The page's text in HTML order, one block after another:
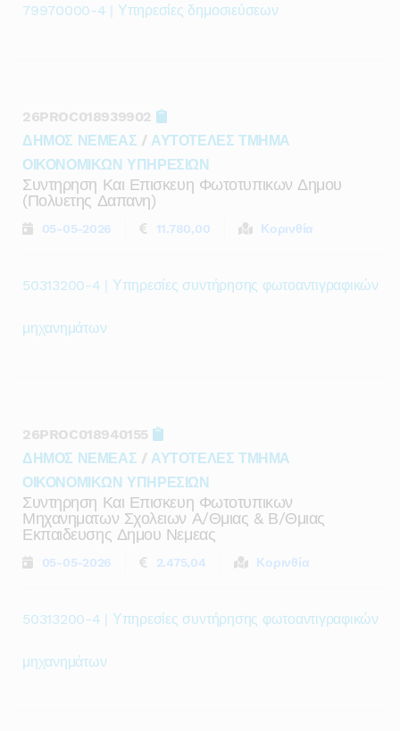
79970000-4 | Υπηρεσίες δημοσιεύσεων
26PROC018939902
ΔΗΜΟΣ ΝΕΜΕΑΣ / ΑΥΤΟΤΕΛΕΣ ΤΜΗΜΑ
ΟΙΚΟΝΟΜΙΚΩΝ ΥΠΗΡΕΣΙΩΝ
Συντηρηση Και Επισκευη Φωτοτυπικων Δημου
(πολυετης Δαπανη)
05-05-2026 11.780,00 Κορινθία
50313200-4 | Υπηρεσίες συντήρησης φωτοαντιγραφικών
μηχανημάτων
26PROC018940155
ΔΗΜΟΣ ΝΕΜΕΑΣ / ΑΥΤΟΤΕΛΕΣ ΤΜΗΜΑ
ΟΙΚΟΝΟΜΙΚΩΝ ΥΠΗΡΕΣΙΩΝ
Συντηρηση Και Επισκευη Φωτοτυπικων
Μηχανηματων Σχολειων Α/θμιας & Β/θμιας
Εκπαιδευσης Δημου Νεμεας
05-05-2026 2.475,04 Κορινθία
50313200-4 | Υπηρεσίες συντήρησης φωτοαντιγραφικών
μηχανημάτων